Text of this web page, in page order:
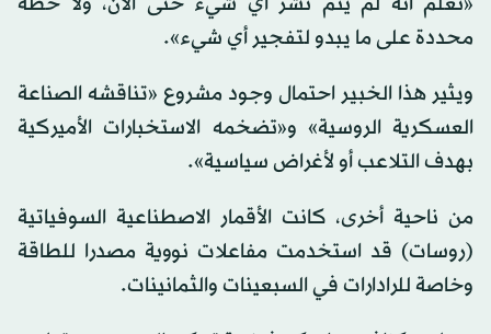
محددة على ما يبدو لتفجير أي شيء».
ويثير هذا الخبير احتمال وجود مشروع «تناقشه الصناعة
العسكرية الروسية» و«تضخمه الاستخبارات الأميركية
بهدف التلاعب أو لأغراض سياسية».
من ناحية أخرى، كانت الأقمار الاصطناعية السوفياتية
(روسات) قد استخدمت مفاعلات نووية مصدرا للطاقة
وخاصة للرادارات في السبعينات والثمانينات.